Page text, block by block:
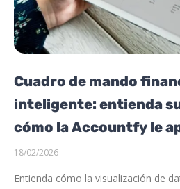
Cuadro de mando
inteligente: entienda
cómo la Accountfy le
18/02/2026
Entienda cómo la visualización de